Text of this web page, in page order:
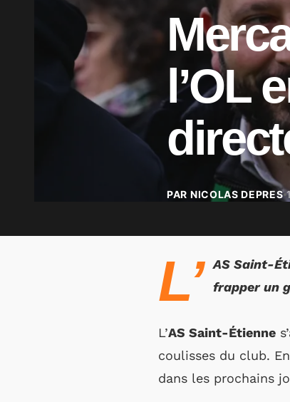
l’OL
PAR NICOLAS DEPRES
L’ AS Saint-
frapper un
L’AS Saint-Étienne
coulisses du club.
dans les prochains